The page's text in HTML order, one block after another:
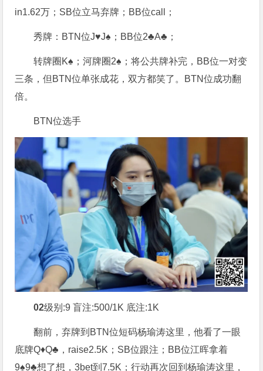
in1.62万；SB位立马弃牌；BB位call；
秀牌：BTN位J♥J♠；BB位2♣A♣；
转牌圈K♠；河牌圈2♠；将公共牌补完，BB位一对变
三条，但BTN位单张成花，双方都笑了。BTN位成功翻
倍。
BTN位选手
02级别:9 盲注:500/1K 底注:1K
翻前，弃牌到BTN位短码杨瑜涛这里，他看了一眼
底牌Q♦Q♣，raise2.5K；SB位跟注；BB位江晖拿着
9♠9♣想了想，3bet到7.5K；行动再次回到杨瑜涛这里，